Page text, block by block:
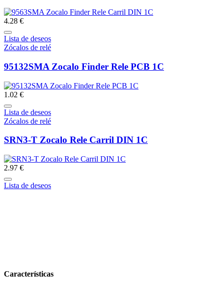
4.28 €
Lista de deseos
Zócalos de relé
95132SMA Zocalo Finder Rele PCB 1C
1.02 €
Lista de deseos
Zócalos de relé
SRN3-T Zocalo Rele Carril DIN 1C
2.97 €
Lista de deseos
Características